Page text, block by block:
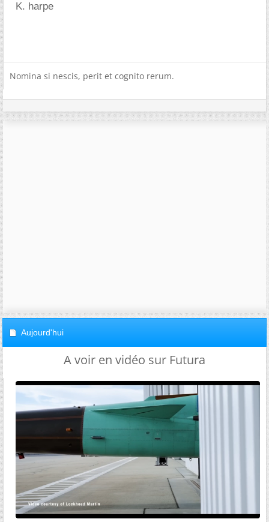
K. harpe
Nomina si nescis, perit et cognito rerum.
Aujourd'hui
A voir en vidéo sur Futura